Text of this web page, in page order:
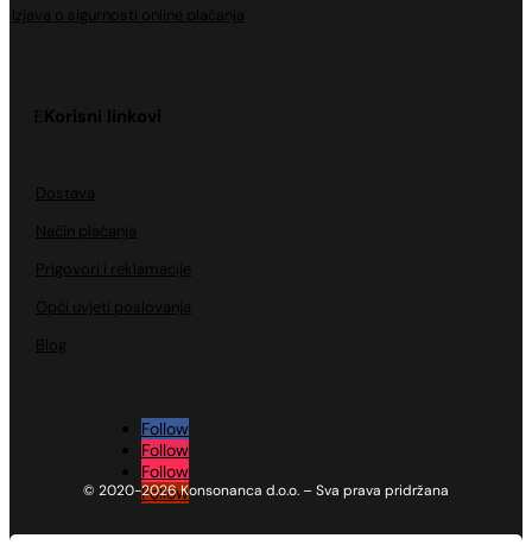
Izjava o sigurnosti online plaćanja
Korisni linkovi
Dostava
Način plaćanja
Prigovori i reklamacije
Opći uvjeti poslovanja
Blog
Follow
Follow
Follow
Follow
© 2020-2026 Konsonanca d.o.o. – Sva prava pridržana